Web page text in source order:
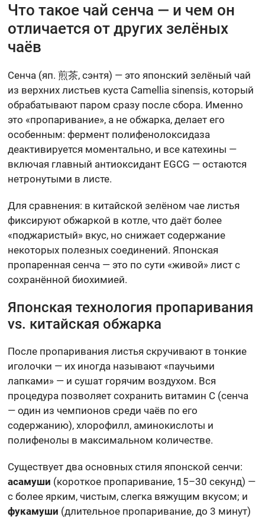
Что такое чай сенча — и чем он
отличается от других зелёных
чаёв
Сенча (яп. 煎茶, сэнтя) — это японский зелёный чай
из верхних листьев куста Camellia sinensis, который
обрабатывают паром сразу после сбора. Именно
это «пропаривание», а не обжарка, делает его
особенным: фермент полифенолоксидаза
деактивируется моментально, и все катехины —
включая главный антиоксидант EGCG — остаются
нетронутыми в листе.
Для сравнения: в китайской зелёном чае листья
фиксируют обжаркой в котле, что даёт более
«поджаристый» вкус, но снижает содержание
некоторых полезных соединений. Японская
пропаренная сенча — это по сути «живой» лист с
сохранённой биохимией.
Японская технология пропаривания
vs. китайская обжарка
После пропаривания листья скручивают в тонкие
иголочки — их иногда называют «паучьими
лапками» — и сушат горячим воздухом. Вся
процедура позволяет сохранить витамин C (сенча
— один из чемпионов среди чаёв по его
содержанию), хлорофилл, аминокислоты и
полифенолы в максимальном количестве.
Существует два основных стиля японской сенчи:
асамуши (короткое пропаривание, 15–30 секунд) —
с более ярким, чистым, слегка вяжущим вкусом; и
фукамуши (длительное пропаривание, до 3 минут)